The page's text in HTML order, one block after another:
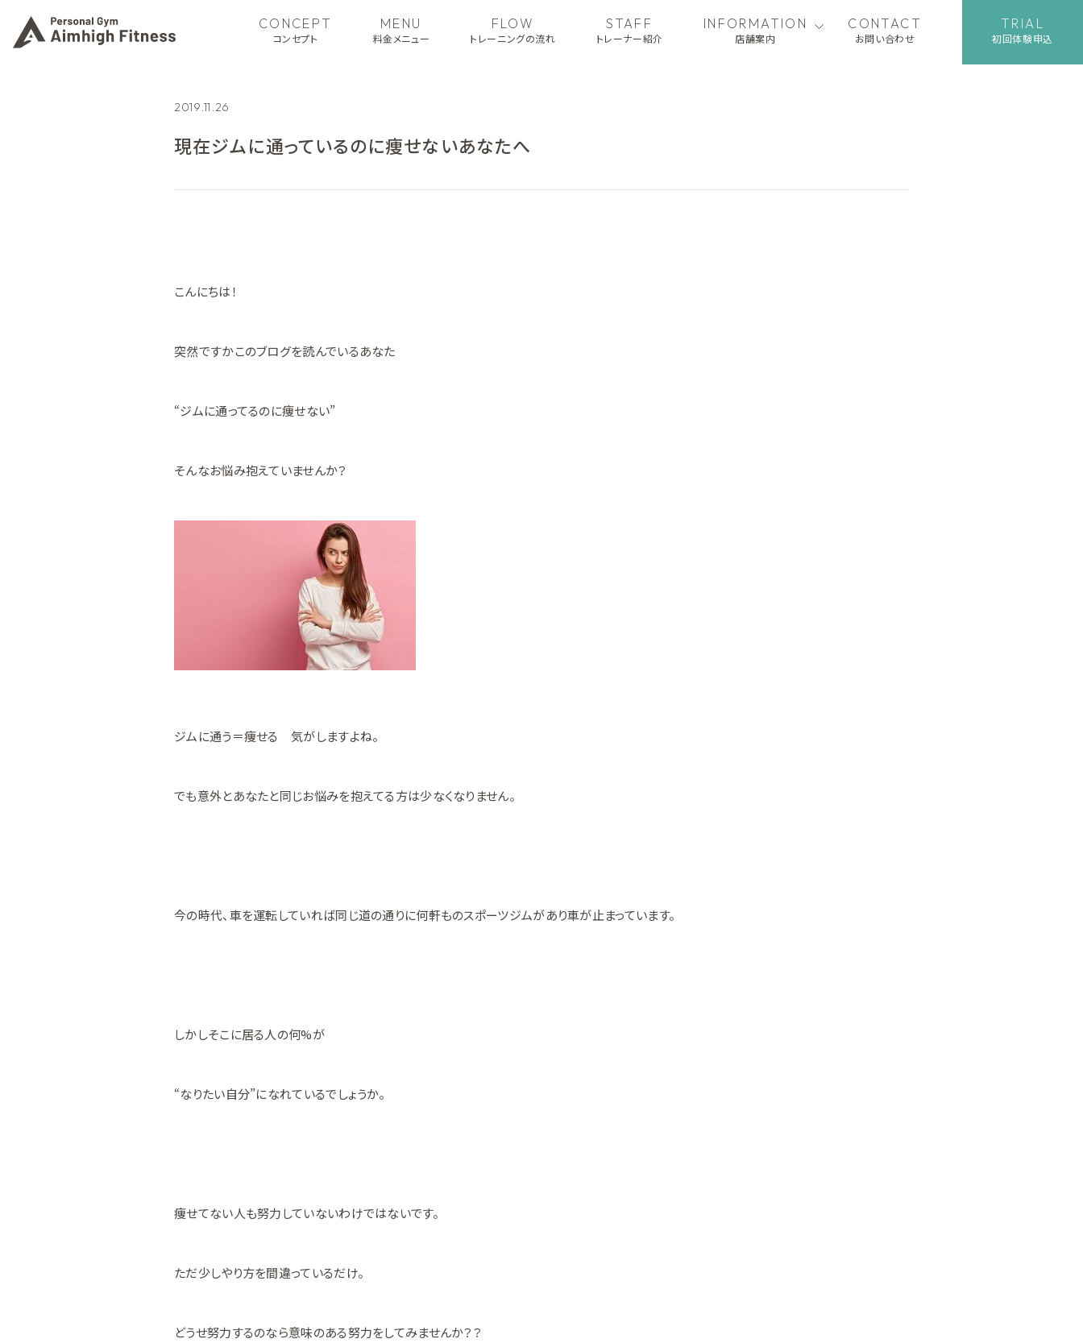
CONCEPT
コンセプト
MENU
料金メニュー
FLOW
トレーニングの流れ
STAFF
トレーナー紹介
INFORMATION
店舗案内
CONTACT
お問い合わせ
TRIAL
初回体験申込
2019.11.26
現在ジムに通っているのに痩せないあなたへ
こんにちは！
突然ですかこのブログを読んでいるあなた
“ジムに通ってるのに痩せない”
そんなお悩み抱えていませんか？
ジムに通う＝痩せる 気がしますよね。
でも意外とあなたと同じお悩みを抱えてる方は少なくなりません。
今の時代、車を運転していれば同じ道の通りに何軒ものスポーツジムがあり車が止まっています。
しかしそこに居る人の何%が
“なりたい自分”になれているでしょうか。
痩せてない人も努力していないわけではないです。
ただ少しやり方を間違っているだけ。
どうせ努力するのなら意味のある努力をしてみませんか？？